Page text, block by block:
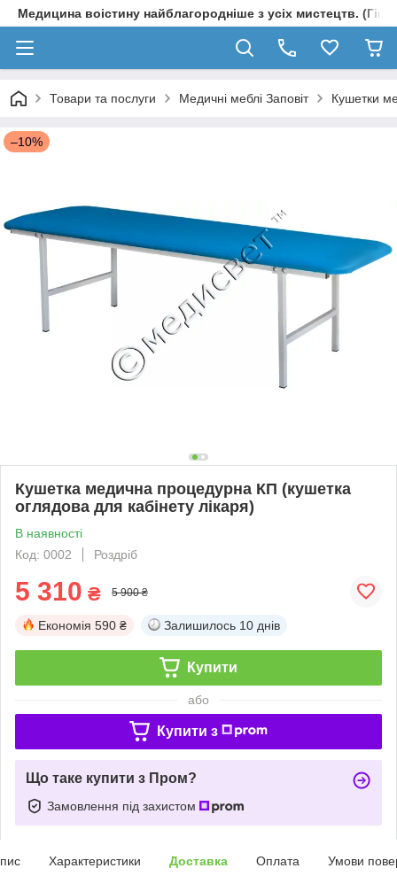
Медицина воістину найблагородніше з усіх мистецтв.
Товари та послуги Медичні меблі Заповіт Кушетки
–10%
Кушетка медична процедурна КП (кушетка
оглядова для кабінету лікаря)
В наявності
Код: 0002
Роздріб
5 310 ₴ 5 900 ₴
Економія 590 ₴ Залишилось 10 днів
Купити
або
Купити з
Що таке купити з Пром?
Замовлення під захистом
Характеристики Доставка Оплата Умови